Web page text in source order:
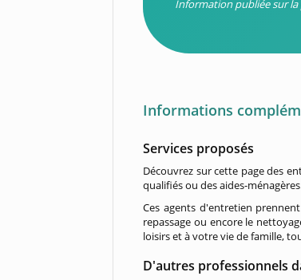
Information publiée sur la
Informations
Services proposés
Découvrez sur cette page des
qualifiés ou des aides-
Ces agents d'entretien
repassage ou encore le
loisirs et à votre vie de famille,
D'autres professionnels